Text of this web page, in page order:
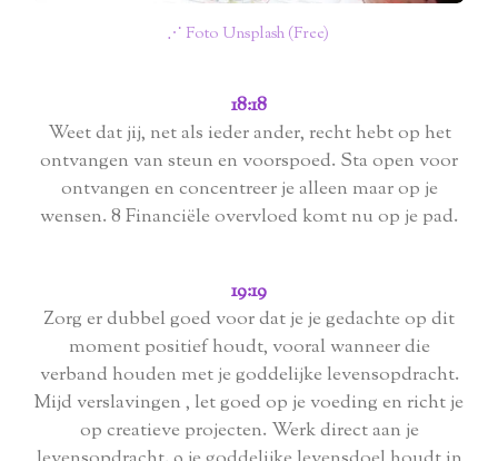
⋰ Foto Unsplash (Free)
18:18
Weet dat jij, net als ieder ander, recht hebt op het
ontvangen van steun en voorspoed. Sta open voor
ontvangen en concentreer je alleen maar op je
wensen. 8 Financiële overvloed komt nu op je pad.
19:19
Zorg er dubbel goed voor dat je je gedachte op dit
moment positief houdt, vooral wanneer die
verband houden met je goddelijke levensopdracht.
Mijd verslavingen , let goed op je voeding en richt je
op creatieve projecten. Werk direct aan je